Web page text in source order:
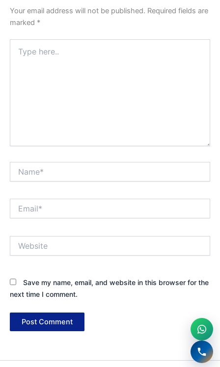
Your email address will not be published. Required fields are
marked *
here..
Save my name, email, and website in this browser for the
next time I comment.